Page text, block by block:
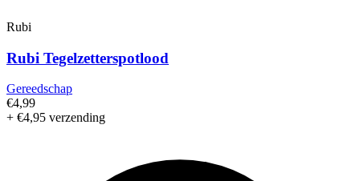
Rubi
Rubi Tegelzetterspotlood
Gereedschap
€4,99
+ €4,95 verzending